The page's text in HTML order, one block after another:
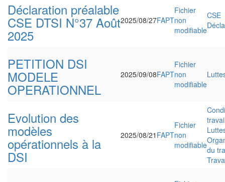
Déclaration préalable
CSE DTSI N°37 Août
2025
2025/08/27FAPT
Fichier
non
modifiable
CSE
PETITION DSI
MODELE
OPERATIONNEL
2025/09/08FAPT
Fichier
non
modifiable
Evolution des
modèles
opérationnels à la
DSI
2025/08/21 FAPT
Fichier
non
modifiabledu